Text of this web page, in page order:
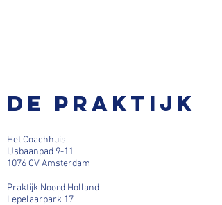
De praktijk
Het Coachhuis
IJsbaanpad 9-11
1076 CV Amsterdam
Praktijk Noord Holland
Lepelaarpark 17